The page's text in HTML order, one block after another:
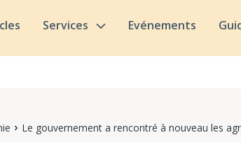
Services Evénements
Le gouvernement a rencontré à nouveau les